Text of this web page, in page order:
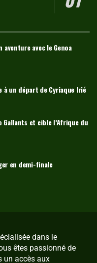
avec le Genoa
un départ de Cyriaque Irié
et cible l’Afrique du
en demi-finale
dans le
êtes passionné de
un accès aux